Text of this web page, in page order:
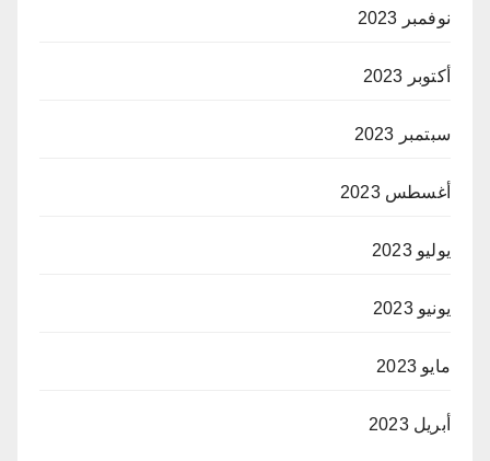
نوفمبر 2023
أكتوبر 2023
سبتمبر 2023
أغسطس 2023
يوليو 2023
يونيو 2023
مايو 2023
أبريل 2023